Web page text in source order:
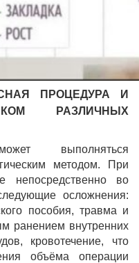
ПРОЦЕДУРА И
РАЗЛИЧНЫХ
выполняться
методом. При
непосредственно во
осложнения:
пособия, травма и
ранением внутренних
кровотечение, что
объёма операции